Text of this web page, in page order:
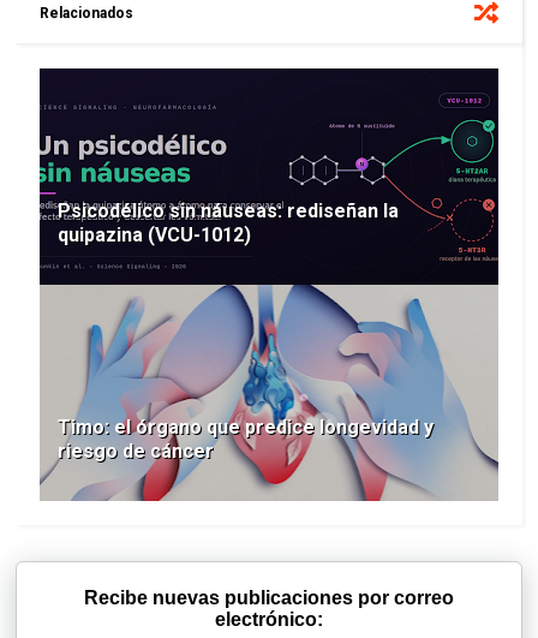
Relacionados
Psicodélico sin náuseas: rediseñan la
quipazina (VCU-1012)
Timo: el órgano que predice longevidad y
riesgo de cáncer
Recibe nuevas publicaciones por correo
electrónico: